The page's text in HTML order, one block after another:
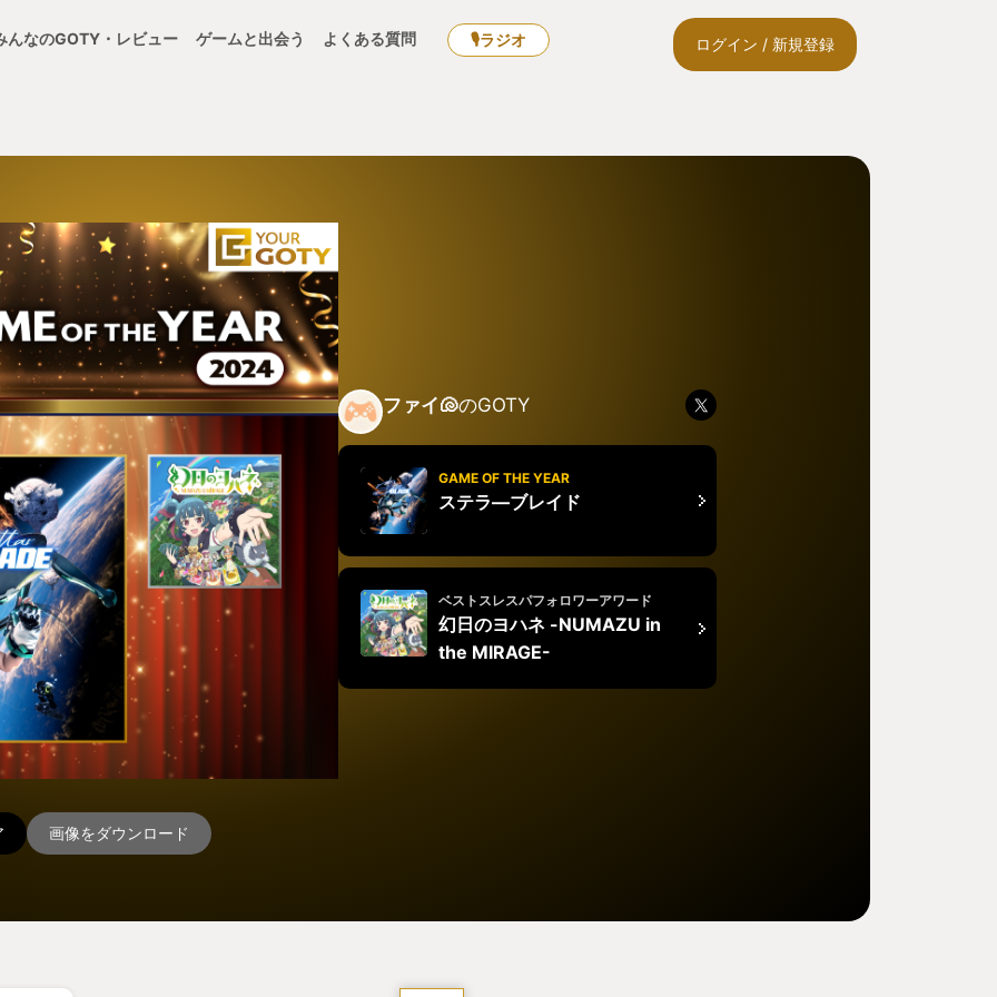
んなのGOTY・レビュー ゲームと出会う よくある質問 🎙ラジオ ログイン / 新規登録
画像をダウンロード
ファイ🐚のGOTY
GAME OF THE YEAR
ステラ―ブレイド
ベストスレスパフォロワーアワード
幻日のヨハネ -NUMAZU in
the MIRAGE-